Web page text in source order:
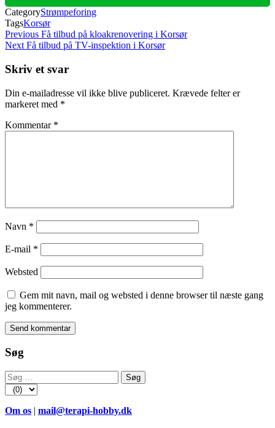
CategoryStrømpeforing
TagsKorsør
Indlægsnavigation
Previous
Post
Previous Få tilbud på kloakrenovering i Korsør
Next
Next Få tilbud på TV-inspektion i Korsør
Skriv et svar
Din e-mailadresse vil ikke blive publiceret. Krævede felter er
markeret med *
Kommentar *
Navn *
E-mail *
Websted
Gem mit navn, mail og websted i denne browser til næste gang
jeg kommenterer.
Søg
Søg
efter:
Om os | mail@terapi-hobby.dk